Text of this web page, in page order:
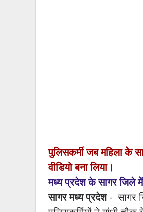
पुलिसकर्मी जब महिला के
वीडियो बना लिया।
मध्य प्रदेश के सागर जिले
सागर मध्य प्रदेश- सागर